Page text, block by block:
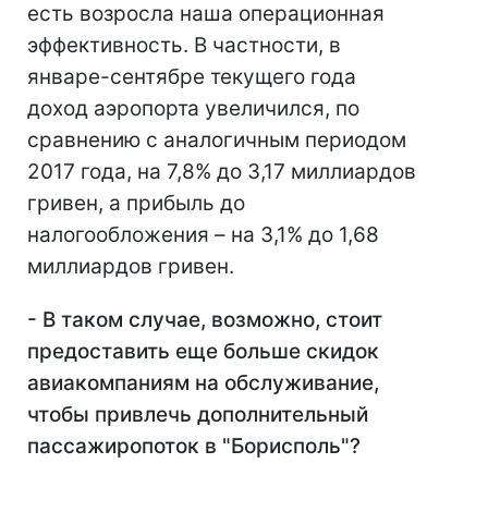
есть возросла наша операционная
эффективность. В частности, в
январе-сентябре текущего года
доход аэропорта увеличился, по
сравнению с аналогичным периодом
2017 года, на 7,8% до 3,17 миллиардов
гривен, а прибыль до
налогообложения – на 3,1% до 1,68
миллиардов гривен.
- В таком случае, возможно, стоит
предоставить еще больше скидок
авиакомпаниям на обслуживание,
чтобы привлечь дополнительный
пассажиропоток в "Борисполь"?